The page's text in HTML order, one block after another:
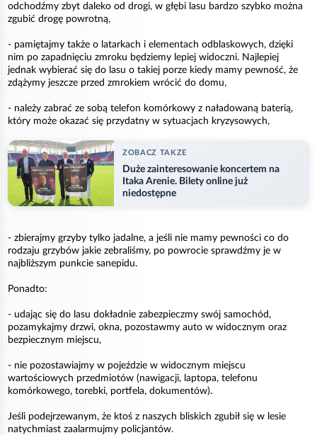
odchodźmy zbyt daleko od drogi, w głębi lasu bardzo szybko można
zgubić drogę powrotną,
- pamiętajmy także o latarkach i elementach odblaskowych, dzięki
nim po zapadnięciu zmroku będziemy lepiej widoczni. Najlepiej
jednak wybierać się do lasu o takiej porze kiedy mamy pewność, że
zdążymy jeszcze przed zmrokiem wrócić do domu,
- należy zabrać ze sobą telefon komórkowy z naładowaną baterią,
który może okazać się przydatny w sytuacjach kryzysowych,
ZOBACZ TAKZE
Duże zainteresowanie koncertem na
Itaka Arenie. Bilety online już
niedostępne
- zbierajmy grzyby tylko jadalne, a jeśli nie mamy pewności co do
rodzaju grzybów jakie zebraliśmy, po powrocie sprawdźmy je w
najbliższym punkcie sanepidu.
Ponadto:
- udając się do lasu dokładnie zabezpieczmy swój samochód,
pozamykajmy drzwi, okna, pozostawmy auto w widocznym oraz
bezpiecznym miejscu,
- nie pozostawiajmy w pojeździe w widocznym miejscu
wartościowych przedmiotów (nawigacji, laptopa, telefonu
komórkowego, torebki, portfela, dokumentów).
Jeśli podejrzewanym, że ktoś z naszych bliskich zgubił się w lesie
natychmiast zaalarmujmy policjantów.